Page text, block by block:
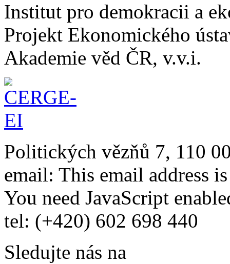
Institut pro demokracii a
Projekt Ekonomického
Akademie věd ČR, v.v.i.
Politických vězňů 7, 110
email: This email address
You need JavaScript
tel: (+420) 602 698 440
Sledujte nás na